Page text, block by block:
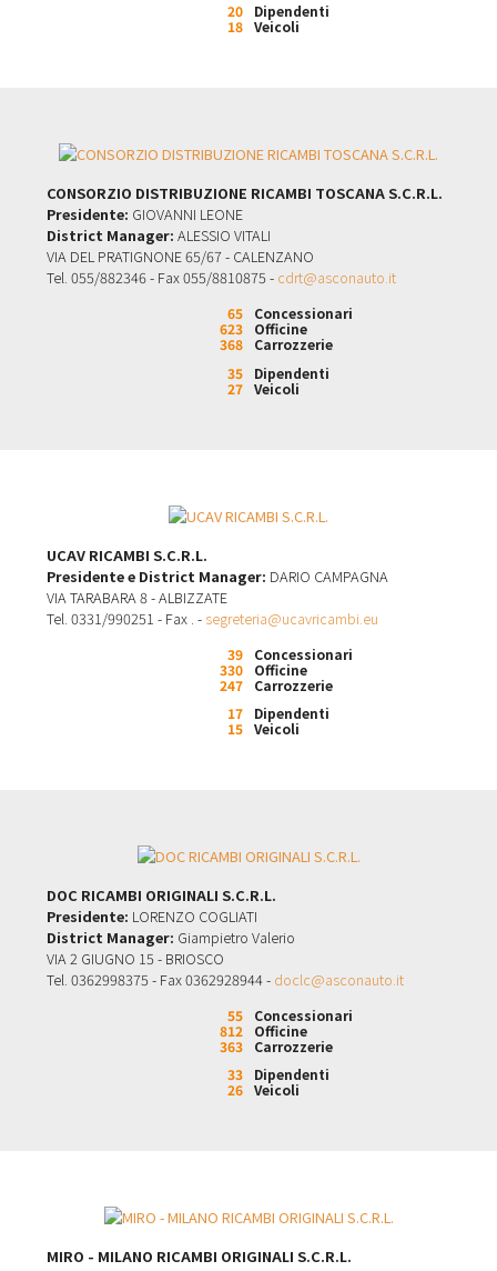
20
Dipendenti
18 Veicoli
CONSORZIO DISTRIBUZIONE RICAMBI TOSCANA S.C.R.L.
Presidente: GIOVANNI LEONE
District Manager:ALESSIO VITALI
VIA DEL PRATIGNONE 65/67 - CALENZANO
Tel. 055/882346 - Fax 055/8810875 - cdrt@asconauto.it
65
Concessionari
623
Officine
368
Carrozzerie
35
Dipendenti
27 Veicoli
UCAV RICAMBI S.C.R.L.
Presidente e District Manager: DARIO CAMPAGNA
VIA TARABARA 8 - ALBIZZATE
Tel. 0331/990251 - Fax . - segreteria@ucavricambi.eu
39
Concessionari
330
Officine
247
Carrozzerie
17
Dipendenti
15 Veicoli
DOC RICAMBI ORIGINALI S.C.R.L.
Presidente: LORENZO COGLIATI
District Manager: Giampietro Valerio
VIA 2 GIUGNO 15 - BRIOSCO
Tel. 0362998375 - Fax 0362928944 - doclc@asconauto.it
55
Concessionari
812
Officine
363
Carrozzerie
33
Dipendenti
26 Veicoli
MIRO - MILANO RICAMBI ORIGINALI S.C.R.L.